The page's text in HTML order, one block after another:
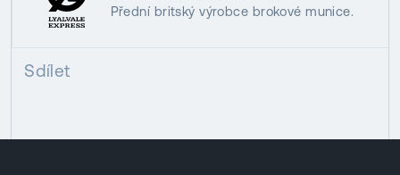
Přední britský výrobce brokové munice.
Sdílet